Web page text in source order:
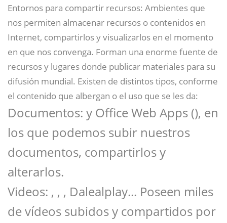
Entornos para compartir recursos: Ambientes que
nos permiten almacenar recursos o contenidos en
Internet, compartirlos y visualizarlos en el momento
en que nos convenga. Forman una enorme fuente de
recursos y lugares donde publicar materiales para su
difusión mundial. Existen de distintos tipos, conforme
el contenido que albergan o el uso que se les da:
Documentos: y Office Web Apps (), en
los que podemos subir nuestros
documentos, compartirlos y
alterarlos.
Videos: , , , Dalealplay... Poseen miles
de vídeos subidos y compartidos por